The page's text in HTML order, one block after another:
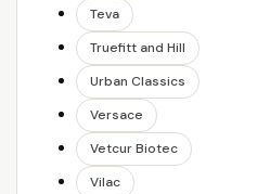
Teva
Truefitt and Hill
Urban Classics
Versace
Vetcur Biotec
Vilac